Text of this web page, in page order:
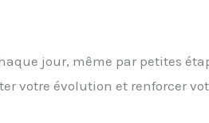
jour, même par petites
votre évolution et renforcer